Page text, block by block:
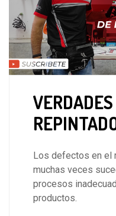
Los defectos en el
muchas veces
procesos
productos.